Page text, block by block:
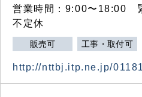
営業時間：9:00〜18:00
不定休
販売可 工事・取付可
http://nttbj.itp.ne.jp/